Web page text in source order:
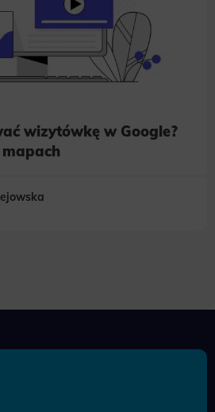
wizytówkę w Google?
mapach